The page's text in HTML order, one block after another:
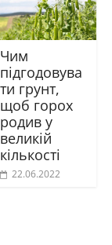
Чим
підгодовува
ти грунт,
щоб горох
родив у
великій
кількості
22.06.2022